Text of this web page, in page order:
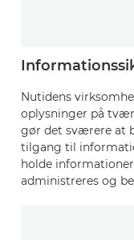
Nutidens
oplysninger på
gør det sværere at
tilgang til
holde
administreres og